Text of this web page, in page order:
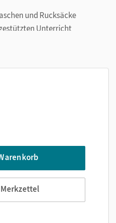
und Rucksäcke
Unterricht